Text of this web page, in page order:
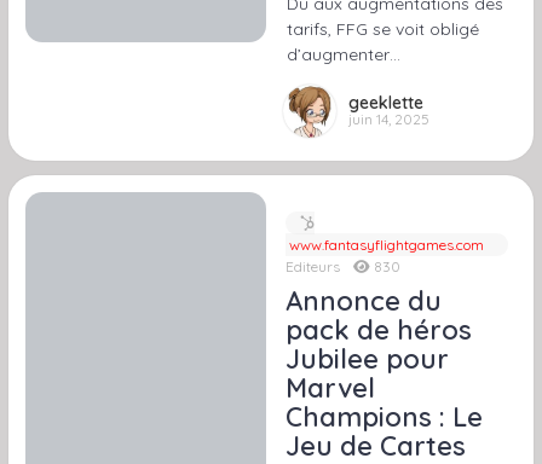
tarifs, FFG se voit obligé
d’augmenter…
geeklette
juin 14, 2025
www.fantasyflightgames.com
Editeurs
830
Annonce du
pack de héros
Jubilee pour
Marvel
Champions : Le
Jeu de Cartes